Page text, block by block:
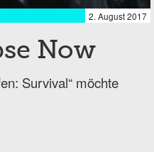
2. August 2017
Now
Survival“ möchte